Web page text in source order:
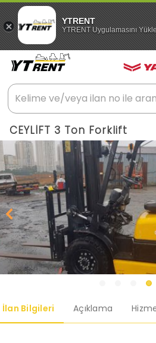
YTRENT
YTRENT Uygulamasını
CEYLİFT 3 Ton Forklift
İlan Bilgileri Açıklama